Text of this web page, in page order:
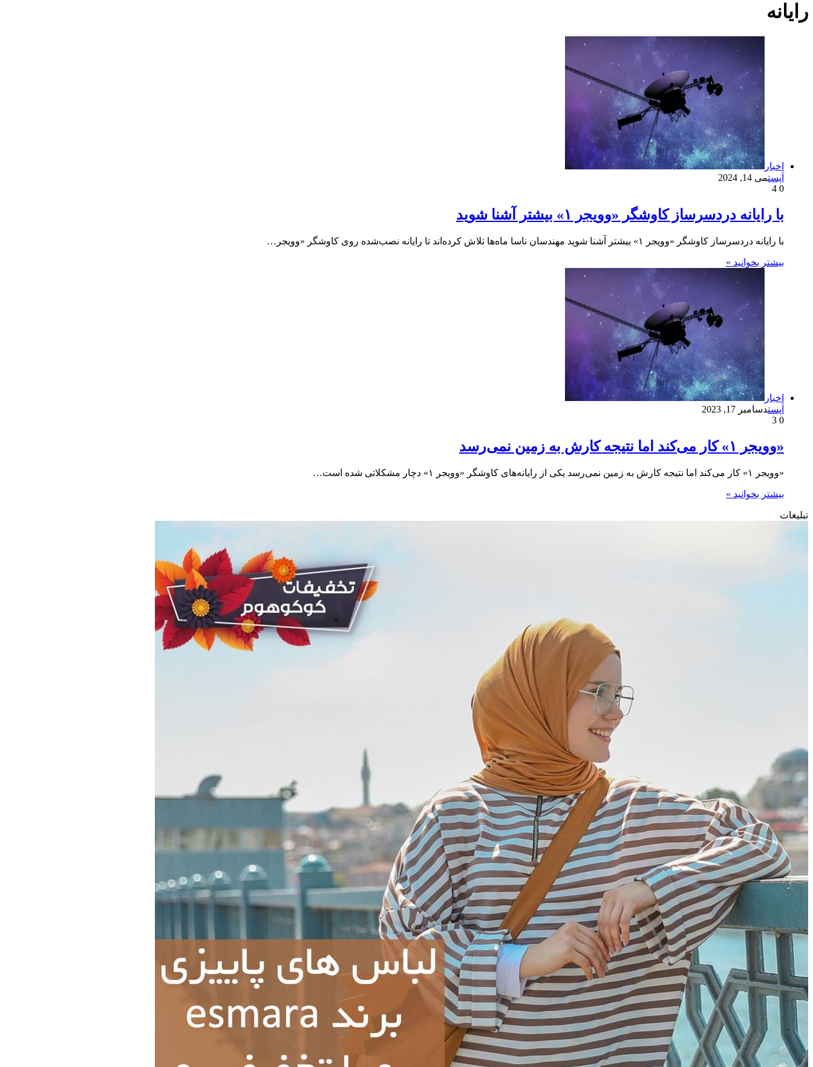
رايانه
اخبار
اَپستمی 14, 2024
0
با رایانه دردسرساز کاوشگر «وویجر ۱» بیشتر آشنا شوید
با رایانه دردسرساز کاوشگر «وویجر ۱» بیشتر آشنا شوید مهندسان ناسا ماه‌ها تلاش کرده‌اند تا رایانه نصب‌شده روی کاوشگر «وویجر…
بیشتر بخوانید »
اخبار
اَپستدسامبر 17, 2023
0
«وویجر ۱» کار می‌کند اما نتیجه کارش به زمین نمی‌رسد
«وویجر ۱» کار می‌کند اما نتیجه کارش به زمین نمی‌رسد یکی از رایانه‌های کاوشگر «وویجر ۱» دچار مشکلاتی شده است…
بیشتر بخوانید »
تبلیغات